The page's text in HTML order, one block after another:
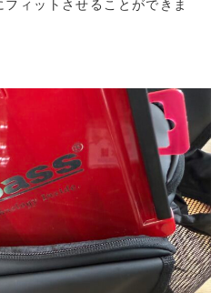
ィットさせることができま